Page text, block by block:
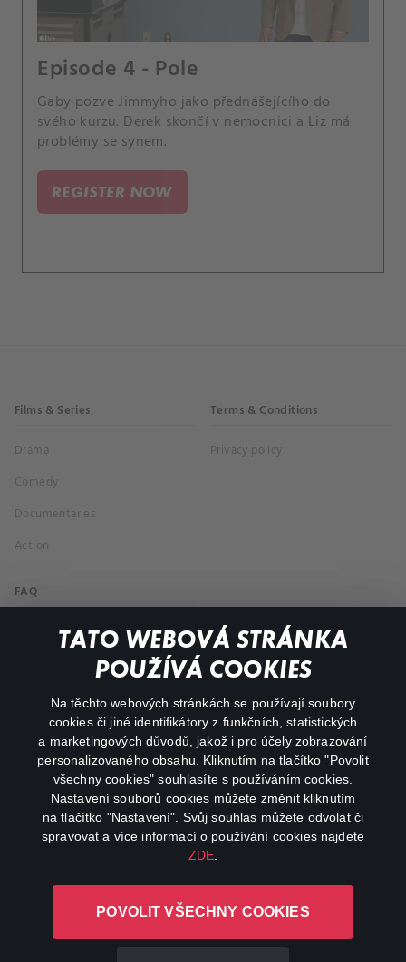
TATO WEBOVÁ STRÁNKA
POUŽÍVÁ COOKIES
Na těchto webových stránkách se používají soubory
cookies či jiné identifikátory z funkčních, statistických
a marketingových důvodů, jakož i pro účely zobrazování
personalizovaného obsahu. Kliknutím na tlačítko "Povolit
všechny cookies" souhlasíte s používáním cookies.
Nastavení souborů cookies můžete změnit kliknutím
na tlačítko "Nastavení". Svůj souhlas můžete odvolat či
spravovat a více informací o používání cookies najdete
ZDE
POVOLIT VŠECHNY COOKIES
Episode 4 - Pole
Gaby pozve Jimmyho jako přednášejícího do
svého kurzu. Derek skončí v nemocnici a Liz má
problémy se synem.
REGISTER NOW
Films & Series
Drama
Comedy
Documentaries
Action
Terms & Conditions
Privacy policy
FAQ
My profile
facebookinstagram
youtube
L-1246 Luxembourg R.C.S.